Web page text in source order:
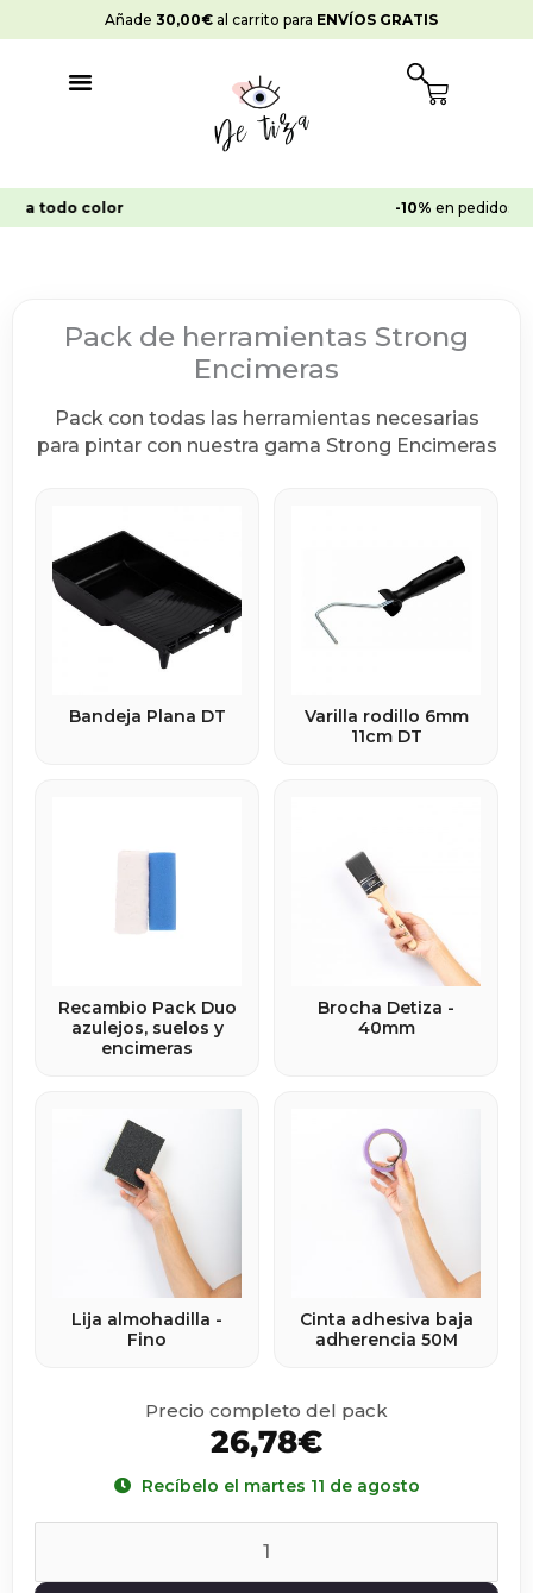
al
Añade 30,00€ al carrito para ENVÍOS GRATIS
Cart
Pack de herramientas Strong
Encimeras
Pack con todas las herramientas necesarias
para pintar con nuestra gama Strong Encimeras
Bandeja Plana DT
Varilla rodillo 6mm
11cm DT
Recambio Pack Duo
azulejos, suelos y
encimeras
Brocha Detiza -
40mm
Lija almohadilla -
Fino
Cinta adhesiva baja
adherencia 50M
Precio completo del pack
26,78€
Recíbelo el martes 11 de agosto